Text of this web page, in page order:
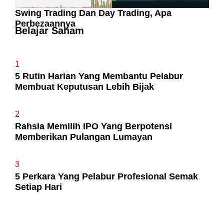
Swing Trading Dan Day Trading, Apa
Perbezaannya
Belajar Saham
1
5 Rutin Harian Yang Membantu Pelabur
Membuat Keputusan Lebih Bijak
2
Rahsia Memilih IPO Yang Berpotensi
Memberikan Pulangan Lumayan
3
5 Perkara Yang Pelabur Profesional Semak
Setiap Hari